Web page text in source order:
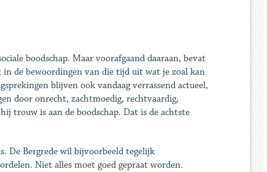
boodschap. Maar voorafgaand daaraan, bevat
de bewoordingen van die tijd uit wat je zoal kan
blijven ook vandaag verrassend actueel,
door onrecht, zachtmoedig, rechtvaardig,
trouw is aan de boodschap. Dat is de achtste
De Bergrede wil bijvoorbeeld tegelijk
Niet alles moet goed gepraat worden.